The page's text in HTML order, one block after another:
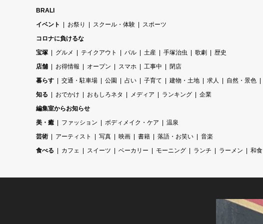
BRALI
イベント
お祭り スクール・体験
スポーツ
コロナに負けるな
宝塚
グルメ テイクアウト バル 土産 手塚治虫 歌劇
歴史
店舗
お得情報 オープン スマホ 工事中
閉店
暮らす
交通・駐車場 公園 占い 子育て 建物・土地 求人 自然・景色
知る
おでかけ おもしろネタ メディア ランキング
企業
編集室からお知らせ
美・癒
ファッション ボディメイク・ケア
温泉
芸術
アーティスト 写真 映画 書籍 落語・お笑い
音楽
食べる
カフェ スイーツ ベーカリー モーニング ランチ ラーメン 和食